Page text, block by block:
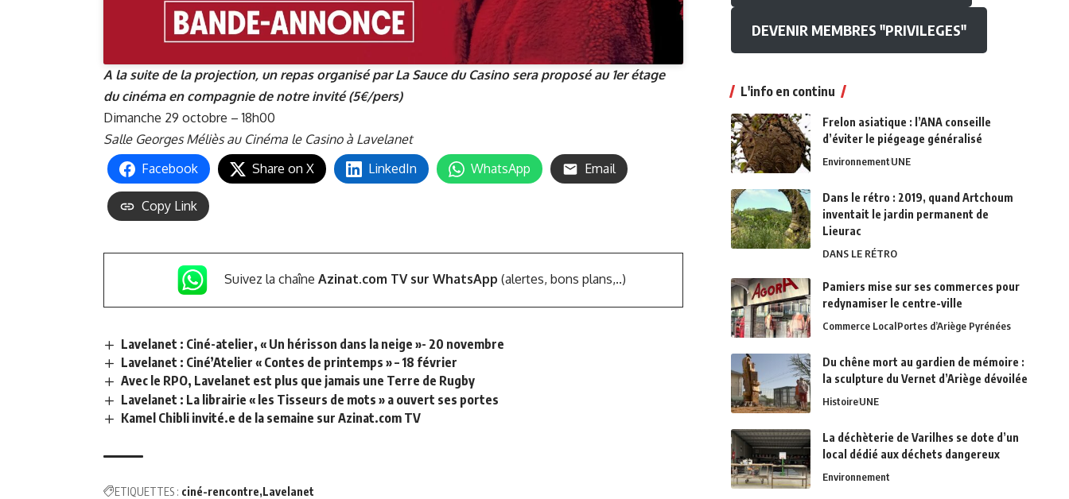
A la suite de la projection, un repas organisé par La Sauce du Casino sera proposé au 1er étage
du cinéma en compagnie de notre invité (5€/pers)
Dimanche 29 octobre – 18h00
Salle Georges Méliès au Cinéma le Casinoà Lavelanet
Facebook
Share on X LinkedIn WhatsApp Email
Copy Link
Suivez la chaîne Azinat.com TV sur WhatsApp (alertes, bons plans,..)
Lavelanet : Ciné-atelier, « Un hérisson dans la neige »- 20 novembre
Lavelanet : Ciné’Atelier « Contes de printemps » – 18 février
Avec le RPO, Lavelanet est plus que jamais une Terre de Rugby
Lavelanet : La librairie « les Tisseurs de mots » a ouvert ses portes
Kamel Chibli invité.e de la semaine sur Azinat.com TV
ETIQUETTES : ciné-rencontre Lavelanet
DEVENIR MEMBRES "PRIVILEGES"
L'info en continu
Frelon asiatique : l’ANA conseille
d’éviter le piégeage généralisé
EnvironnementUNE
Dans le rétro : 2019, quand Artchoum
inventait le jardin permanent de
Lieurac
DANS LE RÉTRO
Pamiers mise sur ses commerces pour
redynamiser le centre-ville
Commerce LocalPortes d’Ariège Pyrénées
Du chêne mort au gardien de mémoire :
la sculpture du Vernet d’Ariège dévoilée
HistoireUNE
La déchèterie de Varilhes se dote d’un
local dédié aux déchets dangereux
Environnement